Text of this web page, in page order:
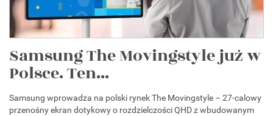
Samsung The Movingstyle już w
Polsce. Ten...
Samsung wprowadza na polski rynek The Movingstyle – 27-calowy
przenośny ekran dotykowy o rozdzielczości QHD z wbudowanym